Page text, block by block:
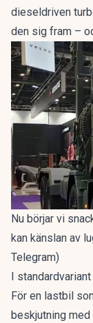
dieseldriven
den sig fram –
Nu börjar vi
kan känslan av
Telegram)
I
För en lastbil
beskjutning